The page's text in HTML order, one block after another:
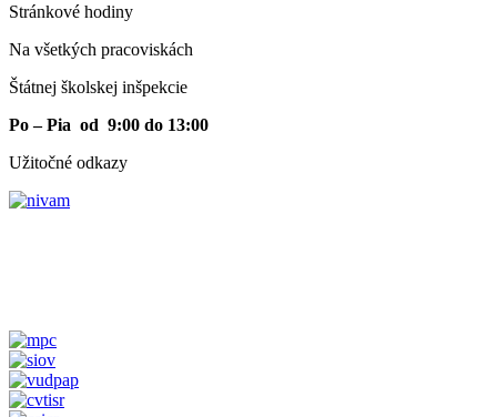
Stránkové hodiny​
Na všetkých pracoviskách
Štátnej školskej inšpekcie
Po – Pia od 9:00 do 13:00
Užitočné odkazy